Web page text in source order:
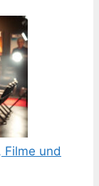
Filme und